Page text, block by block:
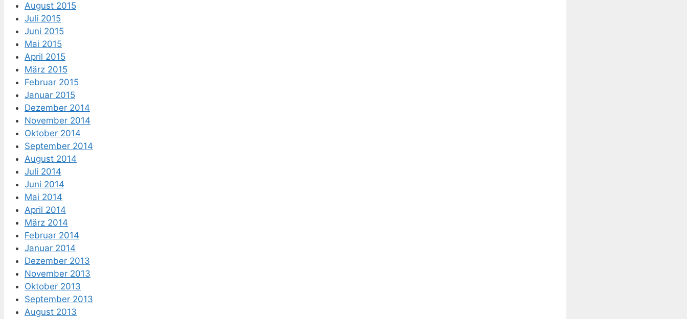
August 2015
Juli 2015
Juni 2015
Mai 2015
April 2015
März 2015
Februar 2015
Januar 2015
Dezember 2014
November 2014
Oktober 2014
September 2014
August 2014
Juli 2014
Juni 2014
Mai 2014
April 2014
März 2014
Februar 2014
Januar 2014
Dezember 2013
November 2013
Oktober 2013
September 2013
August 2013